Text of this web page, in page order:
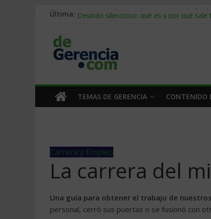
Última: Stablecoins para empresas: cómo pagar y
Trabajo forzoso en la cadena de
Mercado hispano de EE. UU.: cómo
TEMAS DE GERENCIA CONTENIDO
Carrera y Empleo
La carrera del
Una guía para obtener el trabajo de
personal, cerró sus puertas o se fusionó con